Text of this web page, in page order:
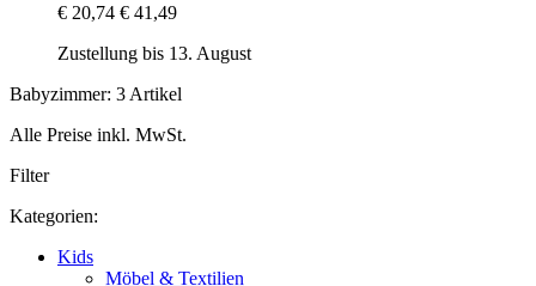
€ 20,74 € 41,49
Zustellung bis 13. August
Babyzimmer: 3 Artikel
Alle Preise inkl. MwSt.
Filter
Kategorien:
Kids
Möbel & Textilien